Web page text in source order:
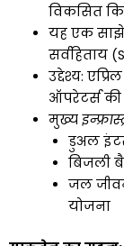
विकसित
यह एक
सर्वहिताय
उद्देश्य:
ऑपरेटर्स
मुख्य
डुअल
बिजली
जल
योजना